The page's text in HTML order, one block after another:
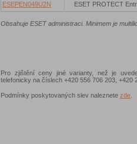
ESEPEN049U2N
ESET PROTECT
Obsahuje ESET administraci. Minimem je
Pro zjištění ceny jiné varianty, než je
telefonicky na číslech +420 556 706 203, +420
Podmínky poskytovaných slev naleznete zde